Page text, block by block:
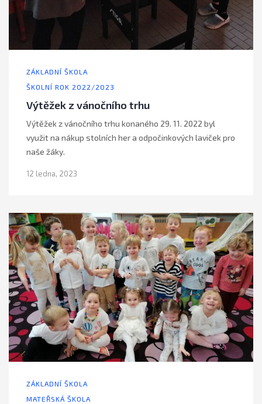
ZÁKLADNÍ ŠKOLA
ŠKOLNÍ ROK 2022/2023
Výtěžek z vánočního trhu
Výtěžek z vánočního trhu konaného 29. 11. 2022 byl
využit na nákup stolních her a odpočinkových laviček pro
naše žáky.
12 ledna, 2023
ZÁKLADNÍ ŠKOLA
MATEŘSKÁ ŠKOLA